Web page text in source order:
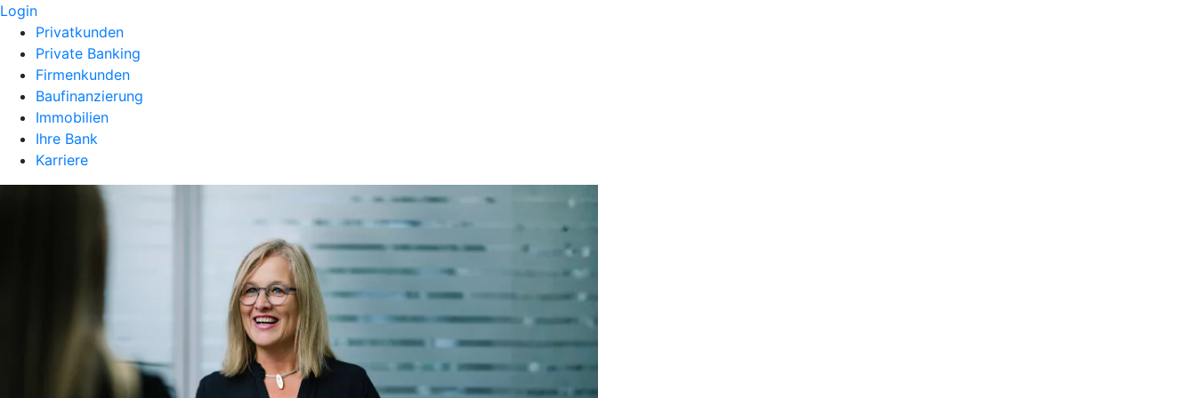
Login
Privatkunden
Private Banking
Firmenkunden
Baufinanzierung
Immobilien
Ihre Bank
Karriere